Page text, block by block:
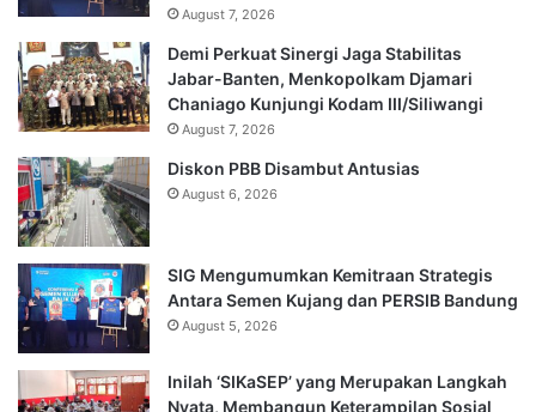
August 7, 2026
Demi Perkuat Sinergi Jaga Stabilitas
Jabar-Banten, Menkopolkam Djamari
Chaniago Kunjungi Kodam III/Siliwangi
August 7, 2026
Diskon PBB Disambut Antusias
August 6, 2026
SIG Mengumumkan Kemitraan Strategis
Antara Semen Kujang dan PERSIB Bandung
August 5, 2026
Inilah ‘SIKaSEP’ yang Merupakan Langkah
Nyata, Membangun Keterampilan Sosial